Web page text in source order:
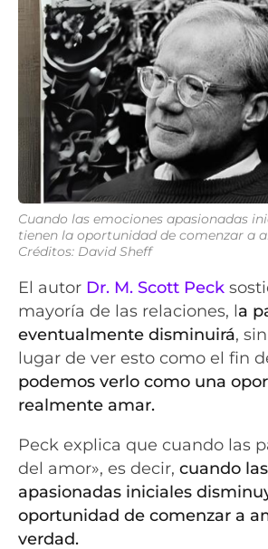
Cuando las emociones apasionadas
tienen la oportunidad de comenzar a
Créditos: David Sheff
El autor Dr. M. Scott Peck
mayoría de las relaciones, la
eventualmente disminuirá,
lugar de ver esto como el fin
podemos verlo como una
realmente amar.
Peck explica que cuando las
del amor», es decir, cuando
apasionadas iniciales
oportunidad de comenzar a
verdad.